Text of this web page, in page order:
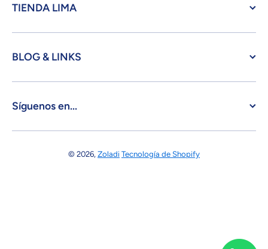
TIENDA LIMA
BLOG & LINKS
Síguenos en...
© 2026,Zoladi Tecnología de Shopify